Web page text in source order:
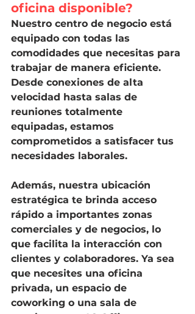
oficina disponible?
Nuestro centro de negocio está
equipado con todas las
comodidades que necesitas para
trabajar de manera eficiente.
Desde conexiones de alta
velocidad hasta salas de
reuniones totalmente
equipadas, estamos
comprometidos a satisfacer tus
necesidades laborales.
Además, nuestra ubicación
estratégica te brinda acceso
rápido a importantes zonas
comerciales y de negocios, lo
que facilita la interacción con
clientes y colaboradores. Ya sea
que necesites una oficina
privada, un espacio de
coworking o una sala de